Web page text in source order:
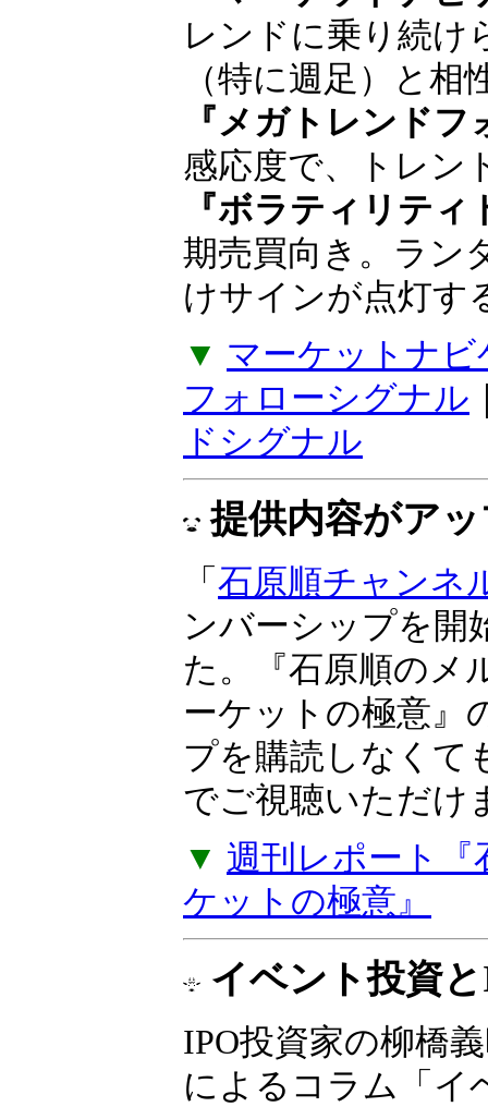
ロー（順張り投資
『マーケットナビ
レンドに乗り続
（特に週足）と相
『メガトレンド
感応度で、トレン
『ボラティリティ
期売買向き。ラン
けサインが点灯す
▼ マーケットナビ
フォローシグナル
ドシグナル
提供内容がア
「 石原順チャンネ
ンバーシップを開
た。『石原順のメ
ーケットの極意』
プを購読しなくて
でご視聴いただけ
▼ 週刊レポート『
ケットの極意』
イベント投資